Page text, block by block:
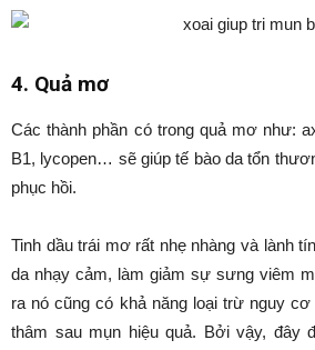
4. Quả mơ
Các thành phần có trong quả mơ như:
B1, lycopen… sẽ giúp tế bào da tổn
phục hồi.
Tinh dầu trái mơ rất nhẹ nhàng và lành
da nhạy cảm, làm giảm sự sưng viêm
ra nó cũng có khả năng loại trừ nguy
thâm sau mụn hiệu quả. Bởi vậy, đây